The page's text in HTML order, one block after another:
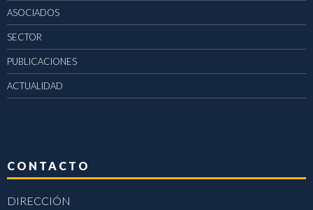
ASOCIADOS
SECTOR
PUBLICACIONES
ACTUALIDAD
CONTACTO
DIRECCIÓN